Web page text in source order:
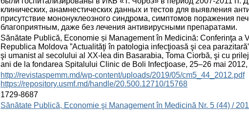
клинических, анамнестических данных и тестов для выявления
присутствие мононуклеозного синдрома, симптомов поражения
благоприятным, даже без лечения антивирусными препаратами.
Sănătate Publică, Economie și Management în Medicină: Conferinţa a
Republica Moldova ”Actualităţi în patologia infecţioasă şi cea
şi umanist al secolului al XX-lea din Basarabia, Toma Ciorbă, şi cu
ani de la fondarea Spitalului Clinic de Boli Infecţioase, 25–26 mai
http://revistaspemm.md/wp-content/uploads/2019/05/cm5_44_2012.pdf
https://repository.usmf.md/handle/20.500.12710/15768
1729-8687
Sănătate Publică, Economie şi Management în Medicină Nr. 5 (44) /